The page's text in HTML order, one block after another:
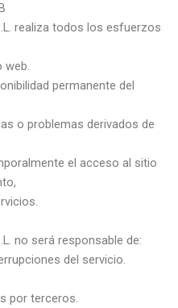
realiza todos los esfuerzos
web.
permanente del
o problemas derivados de
el acceso al sitio
no será responsable de:
del servicio.
por terceros.